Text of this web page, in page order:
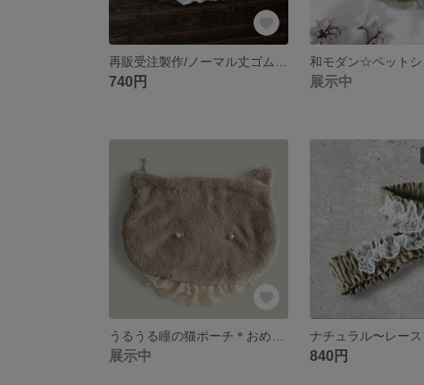
740円 展示中
展示中 840円